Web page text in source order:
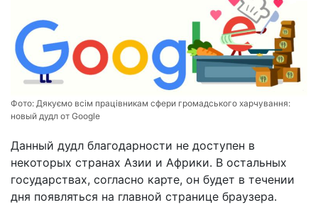
Фото: Дякуємо всім працівникам сфери громадського харчування:
новый дудл от Google
Данный дудл благодарности не доступен в
некоторых странах Азии и Африки. В остальных
государствах, согласно карте, он будет в течении
дня появляться на главной странице браузера.